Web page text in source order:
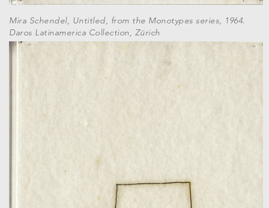
Mira Schendel, Untitled, from the Monotypes series, 1964.
Daros Latinamerica Collection, Zürich